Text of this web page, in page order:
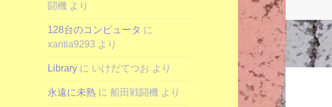
闘機 より
128台のコンピュータ に
xantia9293 より
Library に いけだてつお より
永遠に未熟 に船田戦闘機 より